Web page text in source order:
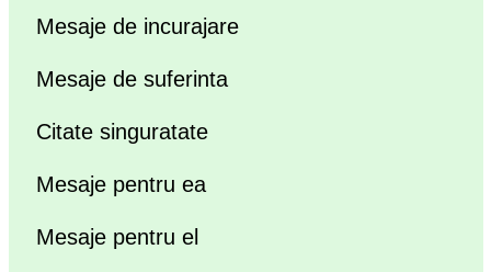
Mesaje de incurajare
Mesaje de suferinta
Citate singuratate
Mesaje pentru ea
Mesaje pentru el